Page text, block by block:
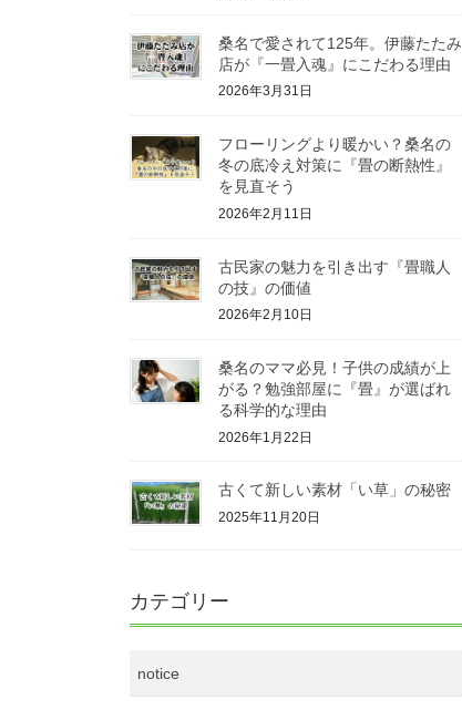
桑名で愛されて125年。伊藤たたみ
店が『一畳入魂』にこだわる理由
2026年3月31日
フローリングより暖かい？桑名の
冬の底冷え対策に『畳の断熱性』
を見直そう
2026年2月11日
古民家の魅力を引き出す『畳職人
の技』の価値
2026年2月10日
桑名のママ必見！子供の成績が上
がる？勉強部屋に『畳』が選ばれ
る科学的な理由
2026年1月22日
古くて新しい素材「い草」の秘密
2025年11月20日
カテゴリー
notice